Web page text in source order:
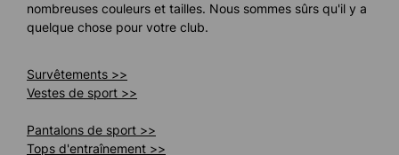
nombreuses couleurs et tailles. Nous sommes sûrs qu'il y a
quelque chose pour votre club.
Survêtements >>
Vestes de sport >>
Pantalons de sport >>
Tops d'entraînement >>